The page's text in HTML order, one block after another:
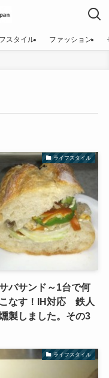
スタイル ファッション
ライフスタイル
バサンド～1台で何
なす！IH対応 鉄人
製しました。その3
ライフスタイル